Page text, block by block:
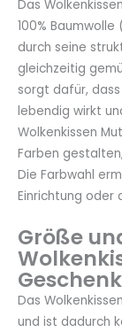
Das
100%
durch seine
gleichzeitig
sorgt dafür,
lebendig wirkt
Wolkenkissen
Farben
Die Farbwahl
Einrichtung oder
Größe
Geschenk
Das
und ist dadurch